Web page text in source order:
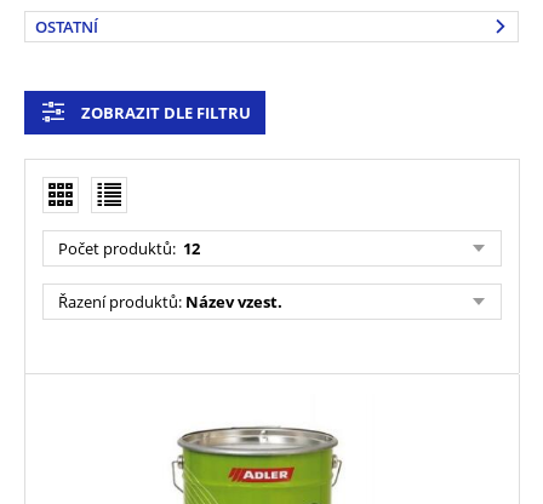
OSTATNÍ
ZOBRAZIT DLE FILTRU
Počet produktů: 12
Řazení produktů: Název vzest.